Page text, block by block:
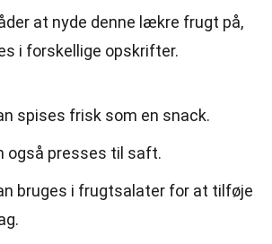
at nyde denne lækre frugt på,
i forskellige opskrifter.
spises frisk som en snack.
også presses til saft.
bruges i frugtsalater for at tilføje